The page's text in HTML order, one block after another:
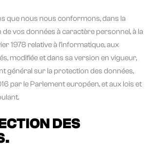
que nous nous conformons, dans la
de vos données à caractère personnel, à la
1978 relative à l’informatique, aux
modifiée et dans sa version en vigueur,
général sur la protection des données,
par le Parlement européen, et aux lois et
DES